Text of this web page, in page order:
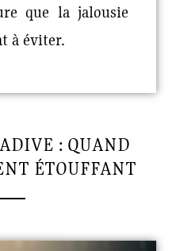
que la jalousie
à éviter.
: QUAND
ÉTOUFFANT